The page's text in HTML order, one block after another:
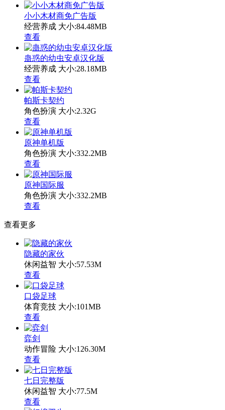
小小木材商免广告版
经营养成 大小:84.48MB
查看
蛊惑的幼虫安卓汉化版
经营养成 大小:28.18MB
查看
帕斯卡契约
角色扮演 大小:2.32G
查看
原神单机版
角色扮演 大小:332.2MB
查看
原神国际服
角色扮演 大小:332.2MB
查看
查看更多
隐藏的家伙
休闲益智 大小:57.53M
查看
口袋足球
体育竞技 大小:101MB
查看
弈剑
动作冒险 大小:126.30M
查看
七日完整版
休闲益智 大小:77.5M
查看